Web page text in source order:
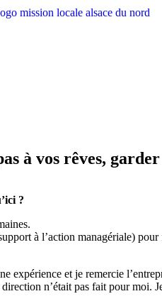
à vos rêves,
?
à l’action managériale)
expérience et je remercie
n’était pas fait pour moi.